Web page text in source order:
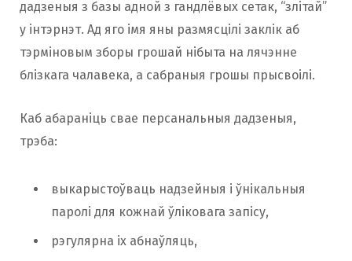
дадзеныя з базы адной з гандлёвых сетак, “злітай”
у інтэрнэт. Ад яго імя яны размясцілі заклік аб
тэрміновым зборы грошай нібыта на лячэнне
блізкага чалавека, а сабраныя грошы прысвоілі.
Каб абараніць свае персанальныя дадзеныя,
трэба:
выкарыстоўваць надзейныя і ўнікальныя
паролі для кожнай ўліковага запісу,
рэгулярна іх абнаўляць,